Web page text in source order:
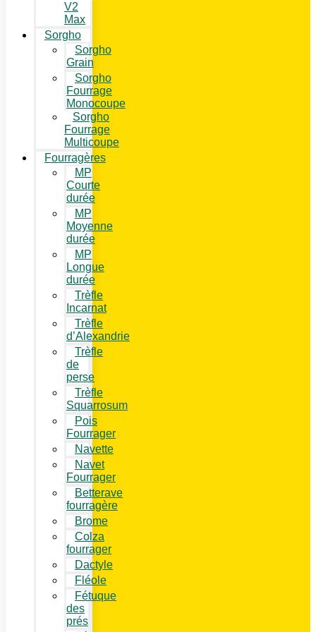
V2
Max
Sorgho
Sorgho
Grain
Sorgho
Fourrage
Monocoupe
Sorgho
Fourrage
Multicoupe
Fourragères
MP
Courte
durée
MP
Moyenne
durée
MP
Longue
durée
Trèfle
Incarnat
Trèfle
d’Alexandrie
Trèfle
de
perse
Trèfle
Squarrosum
Pois
Fourrager
Navette
Navet
Fourrager
Betterave
fourragère
Brome
Colza
fourrager
Dactyle
Fléole
Fétuque
des
prés